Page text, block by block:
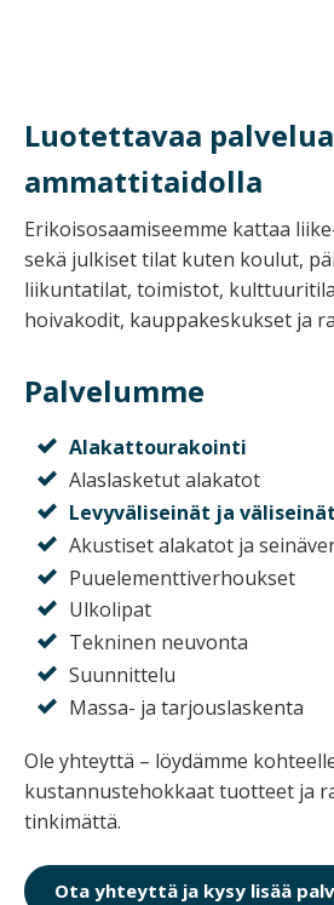
Luotettavaa
ammattitaidolla
Erikoisosaamiseemme kattaa
sekä julkiset tilat kuten koulut,
liikuntatilat, toimistot,
hoivakodit, kauppakeskukset ja
Palvelumme
Alakattourakointi
Alaslasketut alakatot
Levyväliseinät ja väliseinät
Akustiset alakatot ja
Puuelementtiverhoukset
Ulkolipat
Tekninen neuvonta
Suunnittelu
Massa- ja tarjouslaskenta
Ole yhteyttä – löydämme
kustannustehokkaat tuotteet ja
tinkimättä.
Ota yhteyttä ja kysy lisää